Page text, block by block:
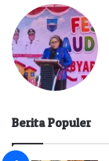
Berita Populer